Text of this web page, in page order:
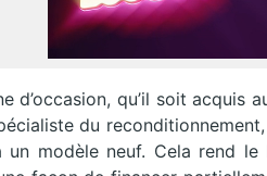
d’occasion, qu’il soit acquis
du
modèle neuf. Cela rend le